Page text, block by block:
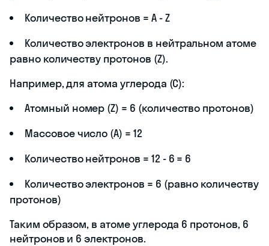
Количество нейтронов = A - Z
Количество электронов в нейтральном атоме
равно количеству протонов (Z).
Например, для атома углерода (C):
Атомный номер (Z) = 6 (количество протонов)
Массовое число (A) = 12
Количество нейтронов = 12 - 6 = 6
Количество электронов = 6 (равно количеству
протонов)
Таким образом, в атоме углерода 6 протонов, 6
нейтронов и 6 электронов.